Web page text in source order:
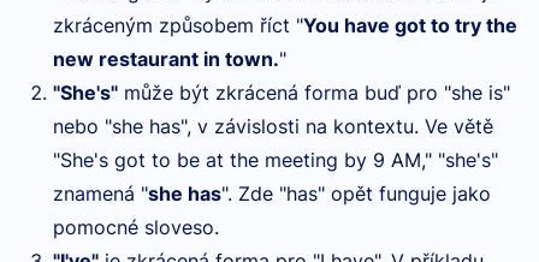
zkráceným způsobem říct "You have got to try the
new restaurant in town."
"She's" může být zkrácená forma buď pro "she is"
nebo "she has", v závislosti na kontextu. Ve větě
"She's got to be at the meeting by 9 AM," "she's"
znamená "she has". Zde "has" opět funguje jako
pomocné sloveso.